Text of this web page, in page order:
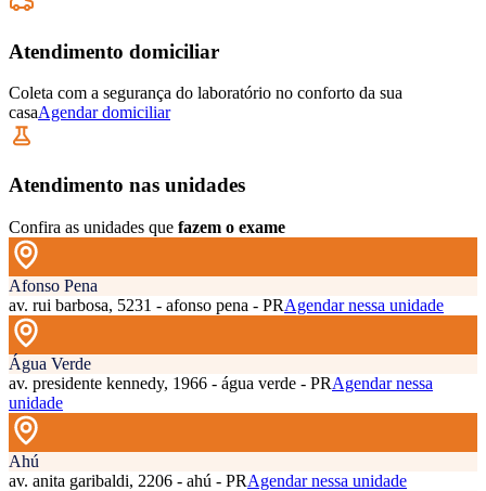
Atendimento domiciliar
Coleta com a segurança do laboratório no conforto da sua
casaAgendar domiciliar
Atendimento nas unidades
Confira as unidades que fazem o exame
Afonso Pena
av. rui barbosa, 5231 - afonso pena - PRAgendar nessa unidade
Água Verde
av. presidente kennedy, 1966 - água verde - PRAgendar nessa
unidade
Ahú
av. anita garibaldi, 2206 - ahú - PRAgendar nessa unidade